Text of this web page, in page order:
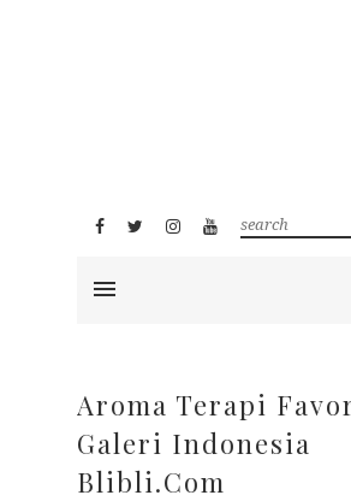
Aroma Terapi
Galeri Indonesia
Blibli.Com